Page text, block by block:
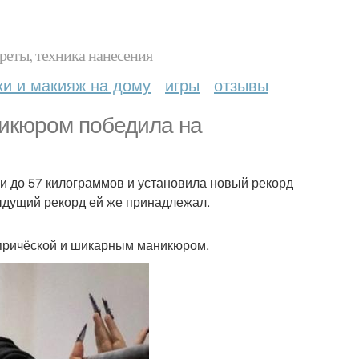
техника нанесения
и макияж на дому игры отзывы
победила на
до 57 килограммов и установила новый рекорд
рекорд ей же принадлежал.
и шикарным маникюром.